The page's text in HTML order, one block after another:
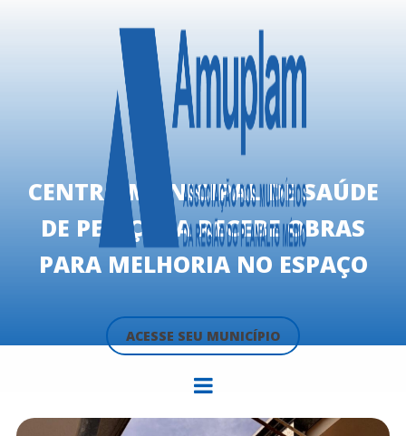
ACESSE SEU MUNICÍPIO
CENTRO MUNICIPAL DE SAÚDE
DE PEJUÇARA RECEBE OBRAS
PARA MELHORIA NO ESPAÇO